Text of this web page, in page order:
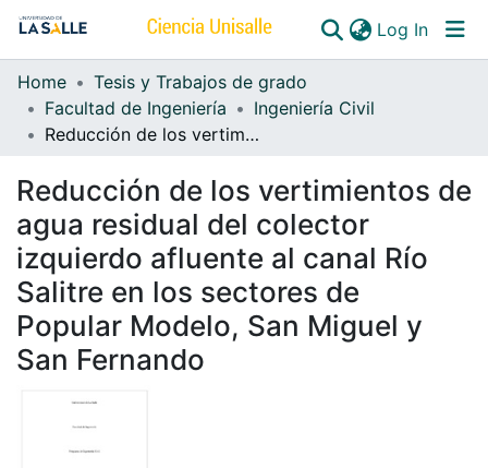
Log In
Communities & Collections
All of DSpace
Home
Tesis y Trabajos de grado
Facultad de Ingeniería
Ingeniería Civil
Reducción de los vertimientos de agua residual del colector izquierdo afluente al canal Río Salitre en los sectores de Popular Modelo, San Miguel y San Fernando
Reducción de los vertimientos de
agua residual del colector
izquierdo afluente al canal Río
Salitre en los sectores de
Popular Modelo, San Miguel y
San Fernando